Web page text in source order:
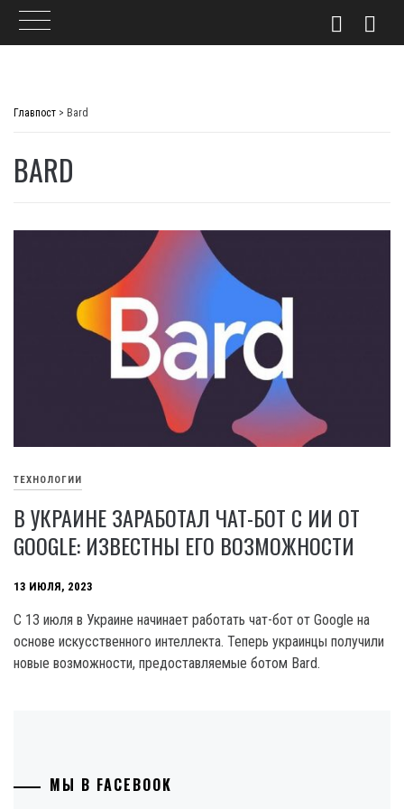
Главпост > Bard
BARD
ТЕХНОЛОГИИ
В УКРАИНЕ ЗАРАБОТАЛ ЧАТ-БОТ С ИИ ОТ
GOOGLE: ИЗВЕСТНЫ ЕГО ВОЗМОЖНОСТИ
13 ИЮЛЯ, 2023
С 13 июля в Украине начинает работать чат-бот от Google на
основе искусственного интеллекта. Теперь украинцы получили
новые возможности, предоставляемые ботом Bard.
МЫ В FACEBOOK